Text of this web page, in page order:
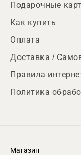
Подарочные
Как купить
Оплата
Доставка /
Правила
Политика
Магазин